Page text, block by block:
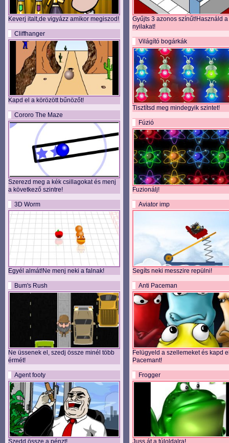
Keverj italt,de vigyázz amikor megiszod!
Cliffhanger
Kapd el a körözött bűnözőt!
Cororo The Maze
Szerezd meg a kék csillagokat és menj
a következő szintre!
3D Worm
Egyél almát!Ne menj neki a falnak!
Bum's Rush
Ne üssenek el, szedj össze minél több
érmét!
Agent footy
Szedd össze a pénzt!
Gyűjts 3 azonos színűt!Használd a
nyilakat!
Világító bogárkák
Tisztítsd meg mindegyik szintet!
Fúzió
Fuzionálj!
Aviator imp
Segíts neki messzire repülni!
Anti Paceman
Felügyeld a szellemeket és kapd
Pacemant!
Frogger
Juss át a túloldalra!